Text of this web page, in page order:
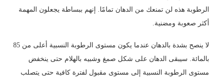
الرطوبة هذه لن تمنعك من الدهان تمامًا. إنهم ببساطة يجعلون المهمة
أكثر صعوبة ومضنية.
لا ينصح بشدة بالدهان عندما يكون مستوى الرطوبة النسبية أعلى من 85
بالمائة. سيبقى الدهان على شكل صمغ وشبيه بالهلام حتى ينخفض ​​
مستوى الرطوبة النسبية إلى مستوى مقبول لفترة كافية حتى يتصلب